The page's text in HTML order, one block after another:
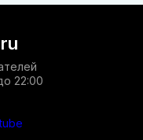
22:00